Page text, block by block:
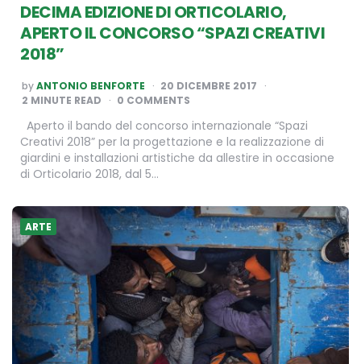
DECIMA EDIZIONE DI ORTICOLARIO,
APERTO IL CONCORSO “SPAZI CREATIVI
2018”
POSTED
BY
byANTONIO BENFORTE
20 DICEMBRE 2017
2 MINUTE READ 0 COMMENTS
Aperto il bando del concorso internazionale “Spazi
Creativi 2018” per la progettazione e la realizzazione di
giardini e installazioni artistiche da allestire in occasione
di Orticolario 2018, dal 5…
ARTE